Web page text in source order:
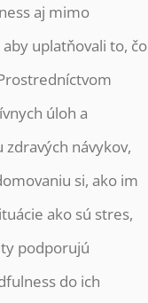
aj mimo
uplatňovali to, čo
úloh a
zdravých návykov,
si, ako im
ako sú stres,
podporujú
do ich